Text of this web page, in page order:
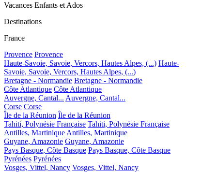
Vacances Enfants et Ados
Destinations
France
Provence Provence
Haute-Savoie, Savoie, Vercors, Hautes Alpes, (...) Haute-
Savoie, Savoie, Vercors, Hautes Alpes, (...)
Bretagne - Normandie Bretagne - Normandie
Côte Atlantique Côte Atlantique
Auvergne, Cantal... Auvergne, Cantal...
Corse Corse
Île de la Réunion Île de la Réunion
Tahiti, Polynésie Française Tahiti, Polynésie Française
Antilles, Martinique Antilles, Martinique
Guyane, Amazonie Guyane, Amazonie
Pays Basque, Côte Basque Pays Basque, Côte Basque
Pyrénées Pyrénées
Vosges, Vittel, Nancy Vosges, Vittel, Nancy